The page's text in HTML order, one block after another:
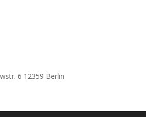
6 12359 Berlin